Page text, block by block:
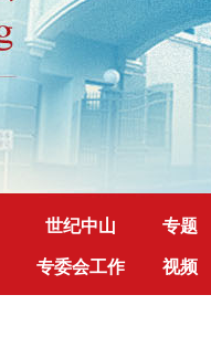
世纪中山 专题
专委会工作 视频